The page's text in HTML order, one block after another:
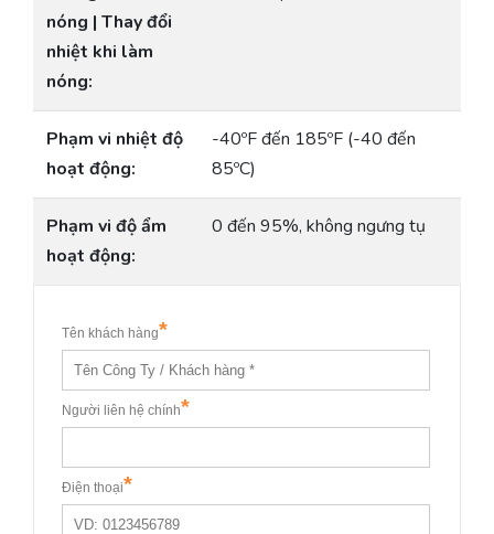
nóng | Thay đổi
nhiệt khi làm
nóng:
Phạm vi nhiệt độ
hoạt động:
-40ºF đến 185ºF (-40 đến
85ºC)
Phạm vi độ ẩm
hoạt động:
0 đến 95%, không ngưng tụ